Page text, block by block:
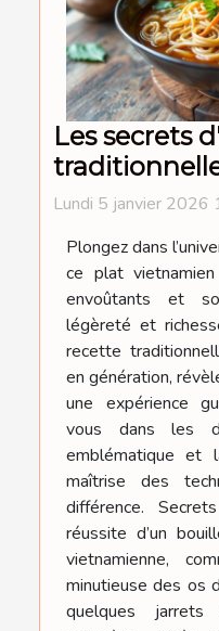
Les secrets
Lundi 5 janvier 2026
Plongez dans
ce plat
envoûtants et
légèreté et
recette
en génération,
une expérience
vous dans les
emblématique et
maîtrise des
différence.
réussite d’un
vietnamienne,
minutieuse des os
quelques